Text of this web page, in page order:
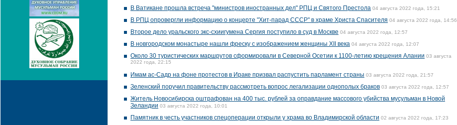
В Ватикане прошла встреча "министров иностранных дел" РПЦ и Святого Престола 04 августа 2022 года, 15:21
В РПЦ опровергли информацию о концерте "Хит-парад СССР" в храме Христа Спасителя 04 августа 2022 года, 14:56
Второе дело уральского экс-схиигумена Сергия поступило в суд в Москве 04 августа 2022 года, 12:57
В новгородском монастыре нашли фреску с изображением женщины XII века 04 августа 2022 года, 12:07
Около 30 туристических маршрутов сформировали в Северной Осетии к 1100-летию крещения Алании 03 августа
2022 года, 22:15
Имам ас-Садр на фоне протестов в Ираке призвал распустить парламент страны 03 августа 2022 года, 21:57
Зеленский поручил правительству рассмотреть вопрос легализации однополых браков 03 августа 2022 года, 12:57
Житель Новосибирска оштрафован на 400 тыс. рублей за оправдание массового убийства мусульман в Новой
Зеландии 03 августа 2022 года, 10:01
Памятник в честь участников спецоперации открыли у храма во Владимирской области 02 августа 2022 года, 17:23